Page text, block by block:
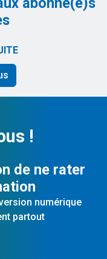
!
de ne rater
numérique
partout